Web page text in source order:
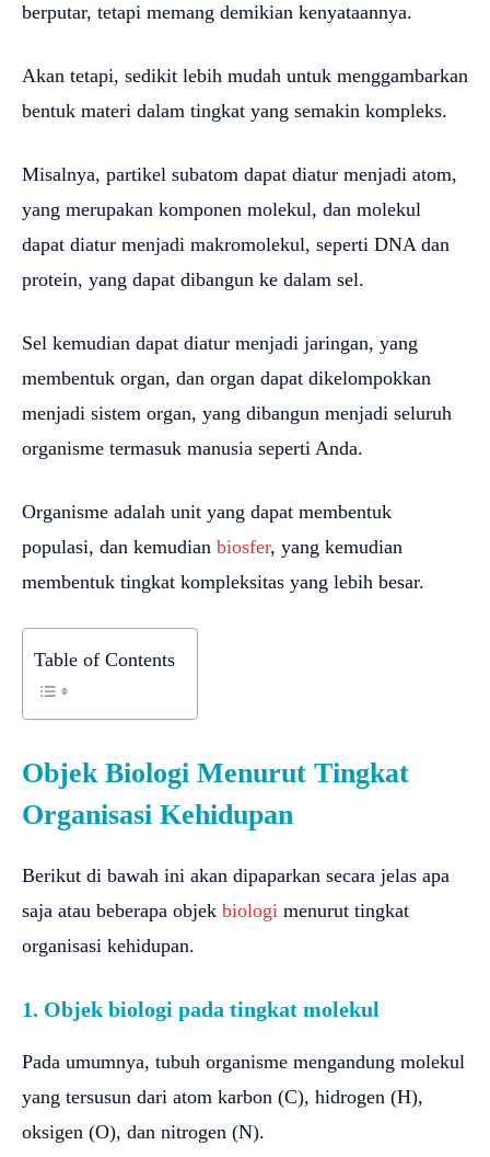
berputar, tetapi memang demikian kenyataannya.
Akan tetapi, sedikit lebih mudah untuk menggambarkan
bentuk materi dalam tingkat yang semakin kompleks.
Misalnya, partikel subatom dapat diatur menjadi atom,
yang merupakan komponen molekul, dan molekul
dapat diatur menjadi makromolekul, seperti DNA dan
protein, yang dapat dibangun ke dalam sel.
Sel kemudian dapat diatur menjadi jaringan, yang
membentuk organ, dan organ dapat dikelompokkan
menjadi sistem organ, yang dibangun menjadi seluruh
organisme termasuk manusia seperti Anda.
Organisme adalah unit yang dapat membentuk
populasi, dan kemudian biosfer, yang kemudian
membentuk tingkat kompleksitas yang lebih besar.
Table of Contents
Objek Biologi Menurut Tingkat
Organisasi Kehidupan
Berikut di bawah ini akan dipaparkan secara jelas apa
saja atau beberapa objek biologi menurut tingkat
organisasi kehidupan.
1. Objek biologi pada tingkat molekul
Pada umumnya, tubuh organisme mengandung molekul
yang tersusun dari atom karbon (C), hidrogen (H),
oksigen (O), dan nitrogen (N).